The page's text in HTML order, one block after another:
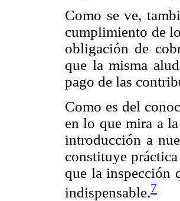
Como se ve,
cumplimiento de
obligación de
que la misma
pago de las
Como es del
en lo que mira a
introducción a
constituye
que la inspección
indispensable.7